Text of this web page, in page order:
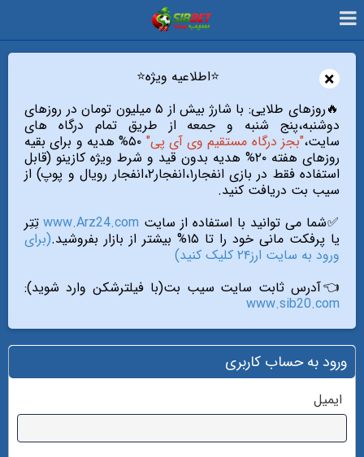
×
⭐️اطلاعیه ویژه⭐️
🔥روزهای طلایی: با شارژ بیش از ۵ میلیون تومان در روزهای
دوشنبه،پنج شنبه و جمعه از طریق تمام درگاه های
سایت،"بجز درگاه مستقیم وی آی پی"
۵۰% هدیه و برای بقیه
روزهای هفته ۲۰% هدیه بدون قید و شرط ویژه کازینو (قابل
استفاده فقط در بازی انفجار۱،انفجار۲،انفجار رویال و پوپ) از
سیب بت دریافت کنید.
✅شما می توانید با استفاده از سایت www.Arz24.com تِتِر
یا پرفکت مانی خود را تا ۱۵% بیشتر از بازار بفروشید.
(برای
ورود به سایت ارز۲۴ کلیک کنید)
👈آدرس ثابت سایت سیب بت(با فیلترشکن وارد شوید):
www.sib20.com
ورود به حساب کاربری
ایمیل